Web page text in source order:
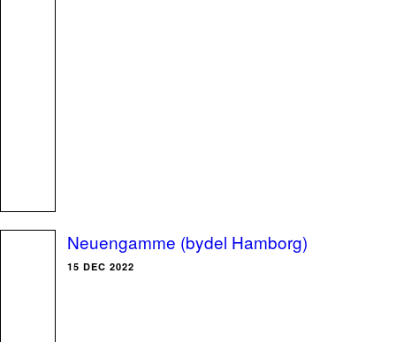
Neuengamme (bydel Hamborg)
15 DEC 2022